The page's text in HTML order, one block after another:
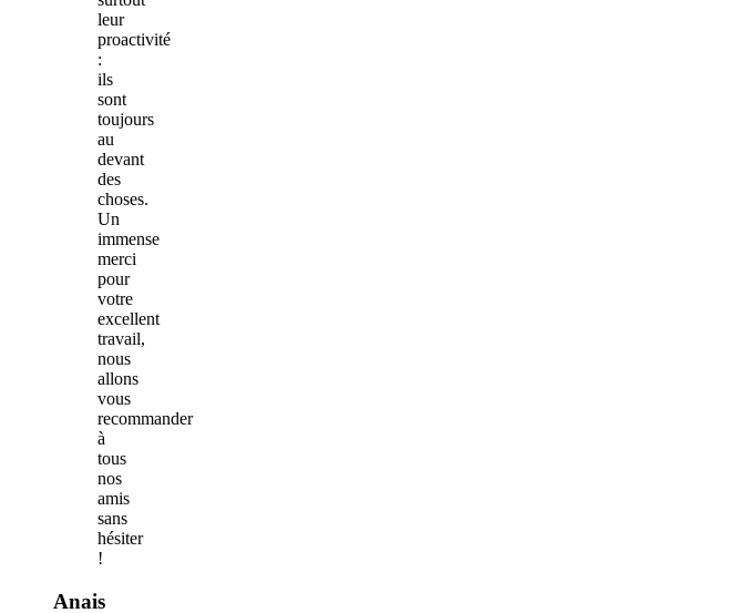
leur
proactivité
:
ils
sont
toujours
au
devant
des
choses.
Un
immense
merci
pour
votre
excellent
travail,
nous
allons
vous
recommander
à
tous
nos
amis
sans
hésiter
!
Anais